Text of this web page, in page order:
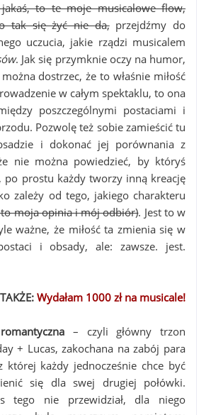
jakaś, to te moje musicalowe flow,
tak się żyć nie da,przejdźmy do
uczucia, jakie rządzi musicalem
. Jak się przymknie oczy na humor,
dostrzec, że to właśnie miłość
w całym spektaklu, to ona
poszczególnymi postaciami i
Pozwolę też sobie zamieścić tu
i dokonać jej porównania z
nie można powiedzieć, by któryś
po prostu każdy tworzy inną kreację
zależy od tego, jakiego charakteru
to moja opinia i mój odbiór). Jest to w
ważne, że miłość ta zmienia się w
i obsady, ale: zawsze. jest.
Wydałam 1000 zł na musicale!
– czyli główny trzon
+ Lucas, zakochana na zabój para
której każdy jednocześnie chce być
się dla swej drugiej połówki.
tego nie przewidział, dla niego